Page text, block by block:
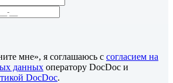
мне», я соглашаюсь с согласием на
данных оператору DocDoc и
DocDoc.